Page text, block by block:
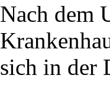
Nach dem
sich in der